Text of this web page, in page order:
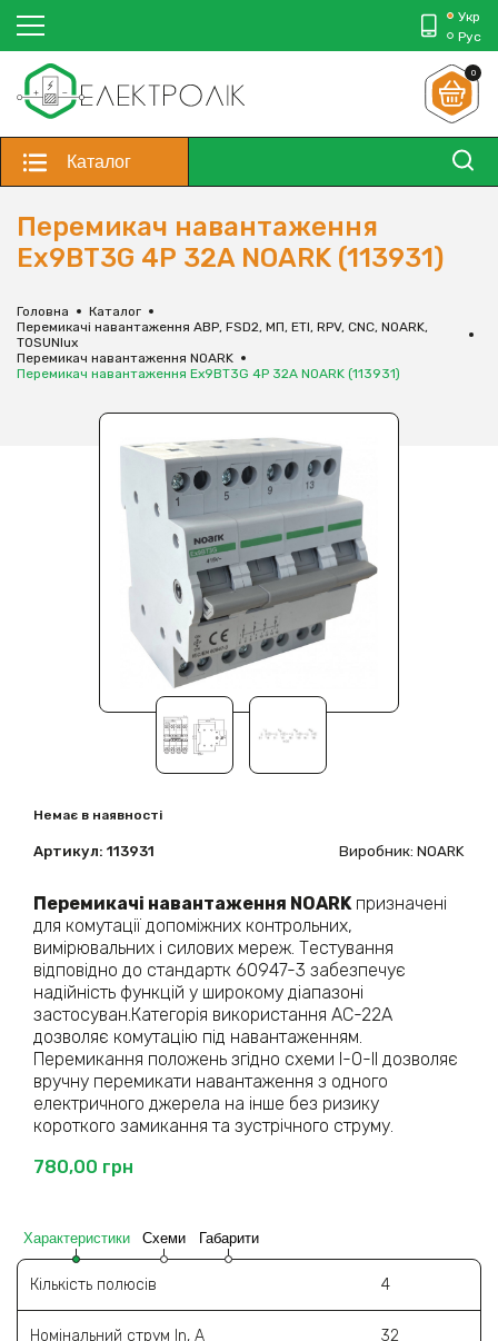
Укр
Рус
0
Каталог
Перемикач навантаження
Ex9BT3G 4Р 32A NOARK (113931)
Головна
Каталог
Перемикачі навантаження АВР, FSD2, МП, ЕТІ, RPV, CNC, NOARK,
TOSUNlux
Перемикач навантаження NOARK
Перемикач навантаження Ex9BT3G 4Р 32A NOARK (113931)
Немає в наявності
Артикул: 113931 Виробник: NOARK
Перемикачі навантаження NOARKпризначені
для комутації допоміжних контрольних,
вимірювальних і силових мереж. Тестування
відповідно до стандартк 60947-3 забезпечує
надійність функцій у широкому діапазоні
застосуван.Категорія використання АС-22А
дозволяє комутацію під навантаженням.
Перемикання положень згідно схеми І-О-ІІ дозволяє
вручну перемикати навантаження з одного
електричного джерела на інше без ризику
короткого замикання та зустрічного струму.
780,00 грн
Характеристики Схеми Габарити
Кількість полюсів 4
Номінальний струм In, А 32